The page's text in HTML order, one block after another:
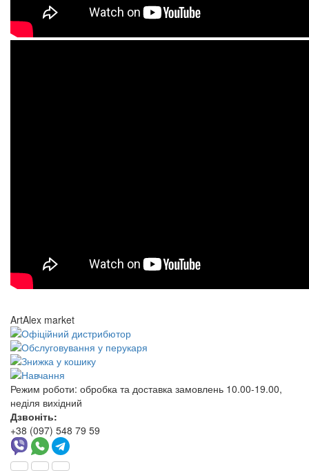
ArtAlex market
Режим роботи: обробка та доставка замовлень 10.00-19.00,
неділя вихідний
Дзвоніть:
+38 (097) 548 79 59